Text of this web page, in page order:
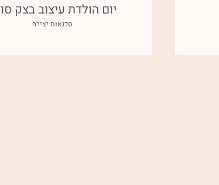
יום הולדת עיצוב בצק
סדנאות יצירה